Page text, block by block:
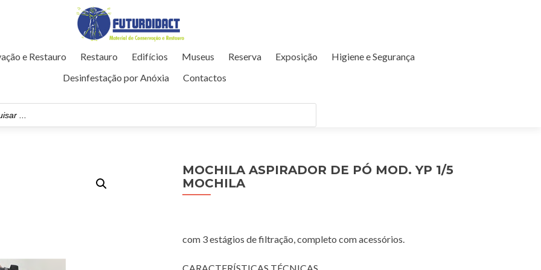
e Restauro Restauro Edifícios Museus Reserva Exposição
Higiene e Segurança
Desinfestação por Anóxia
Contactos
MOCHILA ASPIRADOR DE PÓ MOD. YP 1/5
MOCHILA
com 3 estágios de filtração, completo com acessórios.